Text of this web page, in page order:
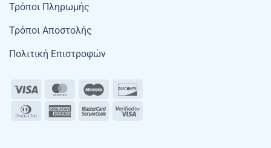
Τρόποι Πληρωμής
Τρόποι Αποστολής
Πολιτική Επιστροφών
Visa MasterCardMaestro
Dinners
AmericanMasterCard
Visa